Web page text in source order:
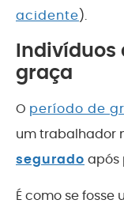
acidente).
Indivíduos
graça
O período de
um trabalhador
segurado após
É como se fosse